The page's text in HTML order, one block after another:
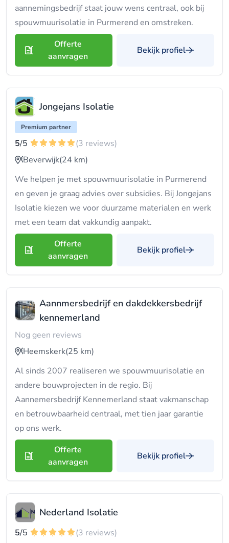
aannemingsbedrijf staat jouw wens centraal, ook bij
spouwmuurisolatie in Purmerend en omstreken.
Offerte
aanvragen
Bekijk profiel
Jongejans Isolatie
Premium partner
5/5
(3 reviews)
Beverwijk(24 km)
We helpen je met spouwmuurisolatie in Purmerend
en geven je graag advies over subsidies. Bij Jongejans
Isolatie kiezen we voor duurzame materialen en werk
met een team dat vakkundig aanpakt.
Offerte
aanvragen
Bekijk profiel
Aannmersbedrijf en dakdekkersbedrijf
kennemerland
Nog geen reviews
Heemskerk(25 km)
Al sinds 2007 realiseren we spouwmuurisolatie en
andere bouwprojecten in de regio. Bij
Aannemersbedrijf Kennemerland staat vakmanschap
en betrouwbaarheid centraal, met tien jaar garantie
op ons werk.
Offerte
aanvragen
Bekijk profiel
Nederland Isolatie
5/5
(3 reviews)